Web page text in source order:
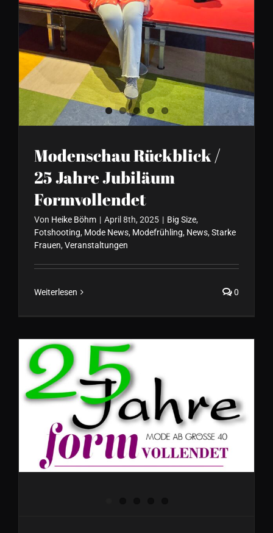
Modenschau Rückblick /
25 Jahre Jubiläum
Formvollendet
Von Heike Böhm | April 8th, 2025 | Big Size,
Fotshooting, Mode News, Modefrühling, News, Starke
Frauen, Veranstaltungen
Weiterlesen 0
25 Jahre FORMVOLLENDET //
Frühjahr/Sommer Kollektion
2025